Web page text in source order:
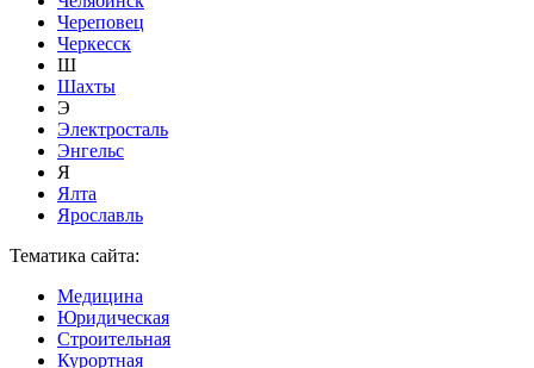
Череповец
Черкесск
Ш
Шахты
Э
Электросталь
Энгельс
Я
Ялта
Ярославль
Тематика сайта:
Медицина
Юридическая
Строительная
Курортная